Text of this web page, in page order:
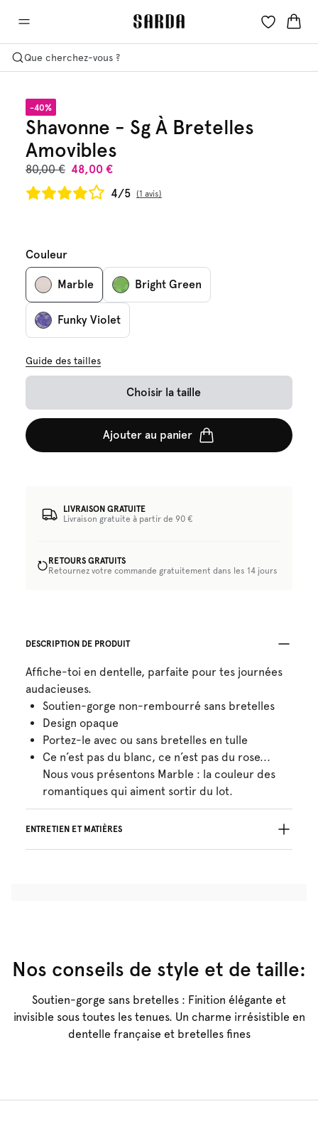
Que cherchez-vous ?
-40%
Shavonne - Sg À Bretelles
Amovibles
80,00 € 48,00 €
4/5
1 avis
Couleur
Marble Bright Green
Funky Violet
Guide des tailles
Choisir la taille
Ajouter au panier
LIVRAISON GRATUITE
Livraison gratuite à partir de 90 €
RETOURS GRATUITS
Retournez votre commande gratuitement dans les 14 jours
DESCRIPTION DE PRODUIT
Affiche-toi en dentelle, parfaite pour tes journées
audacieuses.
Soutien-gorge non-rembourré sans bretelles
Design opaque
Portez-le avec ou sans bretelles en tulle
Ce n’est pas du blanc, ce n’est pas du rose...
Nous vous présentons Marble : la couleur des
romantiques qui aiment sortir du lot.
ENTRETIEN ET MATIÈRES
Nos conseils de style et de taille:
Soutien-gorge sans bretelles : Finition élégante et
invisible sous toutes les tenues. Un charme irrésistible en
dentelle française et bretelles fines